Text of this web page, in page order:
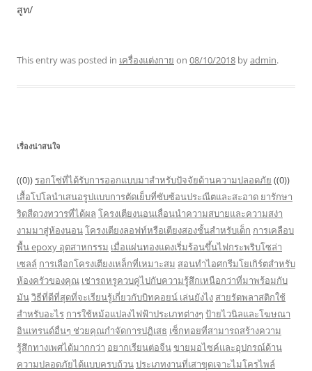
สูท/
This entry was posted in เครื่องแต่งกาย on 08/10/2018 byadmin.
เรื่องน่าสนใจ
((0)) รอกโซ่ที่ได้รับการออกแบบมาสำหรับปัจจัยด้านความปลอดภัย ((0))
เสื้อโปโลนำเสนอรูปแบบการตัดเย็บที่ซับซ้อนประณีตและสะอาด ยารักษา
ริดสีดวงทวารที่ได้ผล โครงเตียงนอนเลื่อนนำความสบายและความสง่า
งามมาสู่ห้องนอนโครงเตียงลอฟท์หรือเตียงสองชั้นสำหรับเด็ก การเคลือบ
พื้น epoxy อุตสาหกรรม เมื่อแผ่นทองแดงเริ่มร้อนขึ้นไฟกระพริบโซล่า
เซลล์ การเลือกโครงเตียงเหล็กที่เหมาะสม สอนทำไอศกรีมโยเกิร์ตสำหรับ
ห้องครัวของคุณ เช่ารถหรูควบคู่ไปกับความรู้สึกเหนือกว่าที่มาพร้อมกับ
มันวิธีที่ดีที่สุดที่จะเรียนรู้เกี่ยวกับบิทคอยน์ เล่นยังไง สายรัดพลาสติกใช้
สำหรับอะไร การใช้หม้อแปลงไฟฟ้าประเภทต่างๆ ป้ายไวนิลและโฆษณา
อินเทรนด์อื่นๆ ช่วยคุณกำจัดการปฏิเสธ เซ็กทอยที่สามารถสร้างความ
รู้สึกทางเพศได้มากกว่า อยากเรียนต่อจีนขายมอไซค์และอุปกรณ์ด้าน
ความปลอดภัยได้แบบครบถ้วนประเภทงานที่เสาขุดเจาะไมโครไพล์